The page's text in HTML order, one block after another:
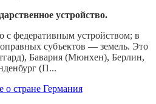
устройство.
с федеративным устройством; в
субъектов — земель. Это
Бавария (Мюнхен), Берлин,
(П...
о стране Германия